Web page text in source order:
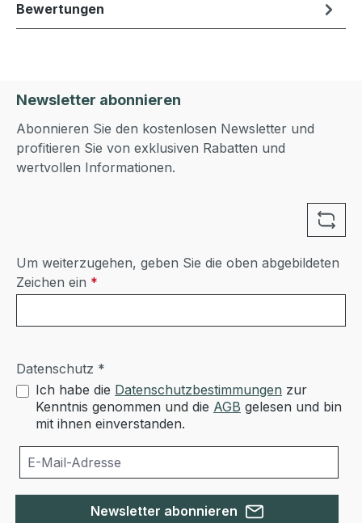
Bewertungen
Newsletter abonnieren
Abonnieren Sie den kostenlosen Newsletter und
profitieren Sie von exklusiven Rabatten und
wertvollen Informationen.
Um weiterzugehen, geben Sie die oben abgebildeten
Zeichen ein *
Datenschutz *
Ich habe die Datenschutzbestimmungen zur
Kenntnis genommen und die AGB gelesen und bin
mit ihnen einverstanden.
Newsletter abonnieren